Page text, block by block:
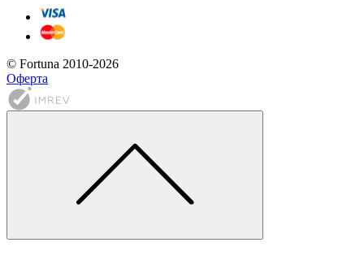
© Fortuna 2010-2026
Оферта